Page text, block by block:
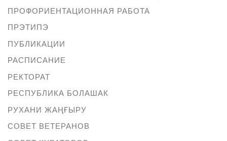
ПРОФОРИЕНТАЦИОННАЯ РАБОТА
ПРЭТИПЭ
ПУБЛИКАЦИИ
РАСПИСАНИЕ
РЕКТОРАТ
РЕСПУБЛИКА БОЛАШАК
РУХАНИ ЖАҢҒЫРУ
СОВЕТ ВЕТЕРАНОВ